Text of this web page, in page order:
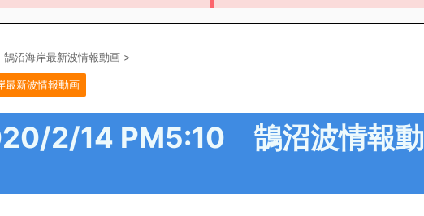
鵠沼海岸最新波情報動画 >
最新波情報動画
2/14 PM5:10 鵠沼波情報動